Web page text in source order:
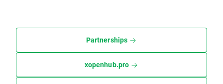
Partnerships
xopenhub.pro